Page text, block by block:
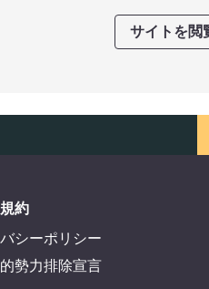
サイトを閲
約
シーポリシー
勢力排除宣言